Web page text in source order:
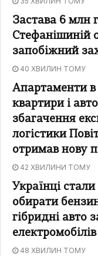
Застава 6 млн
Стефанішиній
запобіжний
40 ХВИЛИН ТОМУ
Апартаменти в
квартири і
збагачення
логістики
отримав нову
42 ХВИЛИНИ ТОМУ
Українці
обирати
гібридні авто
електромобілів
48 ХВИЛИН ТОМУ